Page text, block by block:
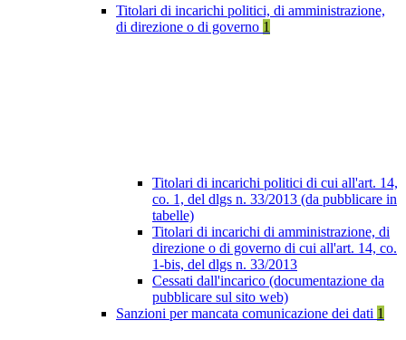
Titolari di incarichi politici, di amministrazione,
di direzione o di governo 1
Titolari di incarichi politici di cui all'art. 14,
co. 1, del dlgs n. 33/2013 (da pubblicare in
tabelle)
Titolari di incarichi di amministrazione, di
direzione o di governo di cui all'art. 14, co.
1-bis, del dlgs n. 33/2013
Cessati dall'incarico (documentazione da
pubblicare sul sito web)
Sanzioni per mancata comunicazione dei dati 1